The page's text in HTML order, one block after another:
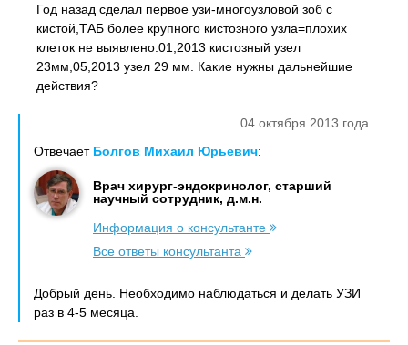
Год назад сделал первое узи-многоузловой зоб с
кистой,ТАБ более крупного кистозного узла=плохих
клеток не выявлено.01,2013 кистозный узел
23мм,05,2013 узел 29 мм. Какие нужны дальнейшие
действия?
04 октября 2013 года
Отвечает Болгов Михаил Юрьевич:
Врач хирург-эндокринолог, старший
научный сотрудник, д.м.н.
Информация о консультанте
Все ответы консультанта
Добрый день. Необходимо наблюдаться и делать УЗИ
раз в 4-5 месяца.